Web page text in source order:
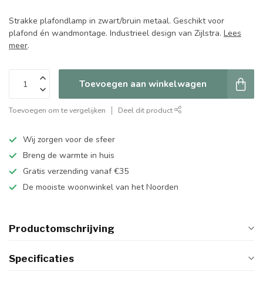
Strakke plafondlamp in zwart/bruin metaal. Geschikt voor
plafond én wandmontage. Industrieel design van Zijlstra. Lees
meer.
Toevoegen aan winkelwagen
Toevoegen om te vergelijken Deel dit product
Wij zorgen voor de sfeer
Breng de warmte in huis
Gratis verzending vanaf €35
De mooiste woonwinkel van het Noorden
Productomschrijving
Specificaties